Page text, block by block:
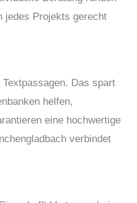
jedes Projekts gerecht
Das spart
helfen,
eine hochwertige
verbindet